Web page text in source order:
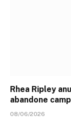
Rhea Ripley
abandone
08/06/2026